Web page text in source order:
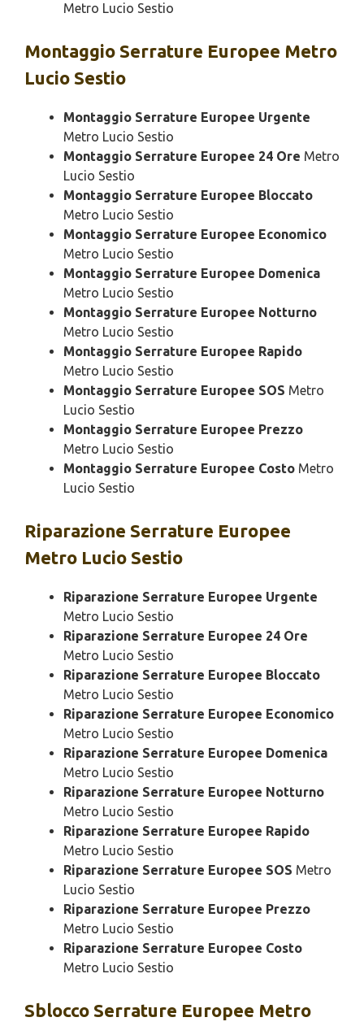
Metro Lucio Sestio
Montaggio Serrature Europee Metro
Lucio Sestio
Montaggio Serrature Europee Urgente
Metro Lucio Sestio
Montaggio Serrature Europee 24 Ore Metro
Lucio Sestio
Montaggio Serrature Europee Bloccato
Metro Lucio Sestio
Montaggio Serrature Europee Economico
Metro Lucio Sestio
Montaggio Serrature Europee Domenica
Metro Lucio Sestio
Montaggio Serrature Europee Notturno
Metro Lucio Sestio
Montaggio Serrature Europee Rapido
Metro Lucio Sestio
Montaggio Serrature Europee SOS Metro
Lucio Sestio
Montaggio Serrature Europee Prezzo
Metro Lucio Sestio
Montaggio Serrature Europee Costo Metro
Lucio Sestio
Riparazione Serrature Europee
Metro Lucio Sestio
Riparazione Serrature Europee Urgente
Metro Lucio Sestio
Riparazione Serrature Europee 24 Ore
Metro Lucio Sestio
Riparazione Serrature Europee Bloccato
Metro Lucio Sestio
Riparazione Serrature Europee Economico
Metro Lucio Sestio
Riparazione Serrature Europee Domenica
Metro Lucio Sestio
Riparazione Serrature Europee Notturno
Metro Lucio Sestio
Riparazione Serrature Europee Rapido
Metro Lucio Sestio
Riparazione Serrature Europee SOS Metro
Lucio Sestio
Riparazione Serrature Europee Prezzo
Metro Lucio Sestio
Riparazione Serrature Europee Costo
Metro Lucio Sestio
Sblocco Serrature Europee Metro